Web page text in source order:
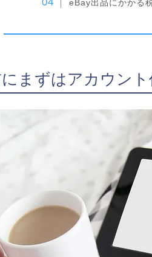
eBay出品にかかる
まずはアカウント